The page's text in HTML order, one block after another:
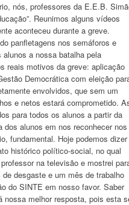
nós, professores da E.E.B.
Reunimos alguns vídeos
aconteceu durante a greve.
panfletagens nos semáforos e
a nossa batalha pela
reais motivos da greve: aplicação
Democrática com eleição
envolvidos, que sem um
e netos estará comprometido.
para todos os alunos a partir da
alunos em nos reconhecer nos
fundamental. Hoje podemos dizer
histórico político-social, no qual
na televisão e mostrei
desgaste e um mês de trabalho
do SINTE em nosso favor. Saber
nossa melhor resposta, pois esta